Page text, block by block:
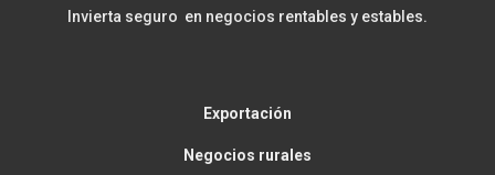
Invierta seguro en negocios rentables y estables.
Exportación
Negocios rurales